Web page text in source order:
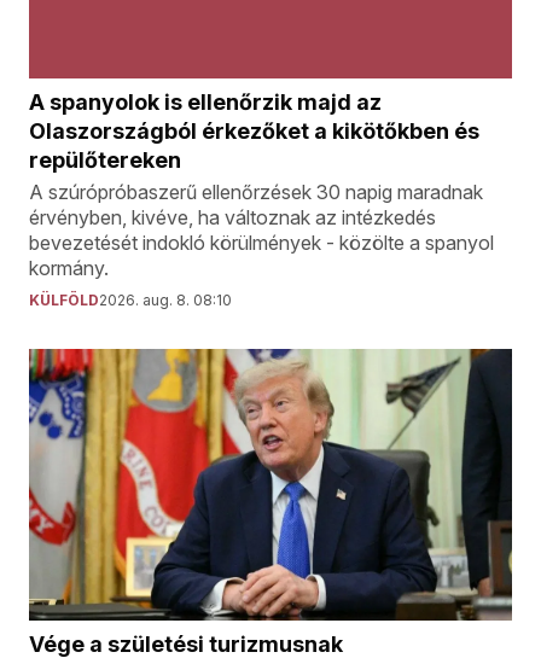
A spanyolok is ellenőrzik majd az
Olaszországból érkezőket a kikötőkben és
repülőtereken
A szúrópróbaszerű ellenőrzések 30 napig maradnak
érvényben, kivéve, ha változnak az intézkedés
bevezetését indokló körülmények - közölte a spanyol
kormány.
KÜLFÖLD2026. aug. 8. 08:10
Vége a születési turizmusnak